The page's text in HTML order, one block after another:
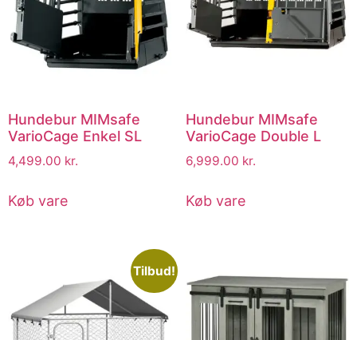
Hundebur MIMsafe
VarioCage Enkel SL
4,499.00 kr.
Køb vare
Hundebur MIMsafe
VarioCage Double L
6,999.00 kr.
Køb vare
Tilbud!